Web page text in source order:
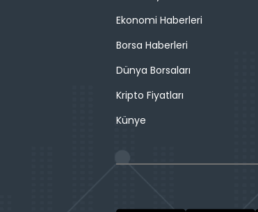
Ekonomi Haberleri
Borsa Haberleri
Dünya Borsaları
Kripto Fiyatları
Künye